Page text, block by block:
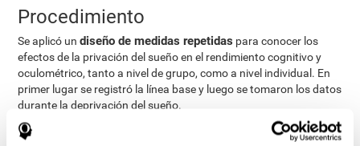
Procedimiento
Se aplicó undiseño de medidas repetidas para conocer los
efectos de la privación del sueño en el rendimiento cognitivo y
oculométrico, tanto a nivel de grupo, como a nivel individual. En
primer lugar se registró la línea base y luego se tomaron los datos
durante la deprivación del sueño.
Análisis estadísticos